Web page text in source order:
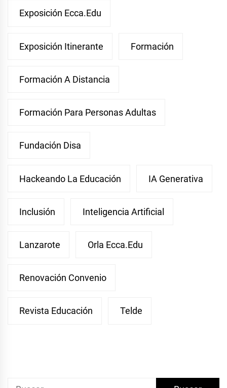
Exposición Ecca.edu
Exposición Itinerante Formación
Formación A Distancia
Formación Para Personas Adultas
Fundación Disa
Hackeando La Educación IA Generativa
Inclusión Inteligencia Artificial
Lanzarote Orla Ecca.edu
Renovación Convenio
Revista Educación Telde
Buscar: